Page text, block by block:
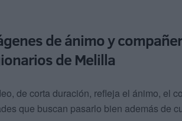
de ánimo y
de Melilla
de corta duración, refleja el ánimo, el
que buscan pasarlo bien además de